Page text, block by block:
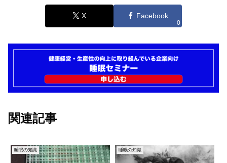
X Facebook
0
関連記事
睡眠の知識 睡眠の知識